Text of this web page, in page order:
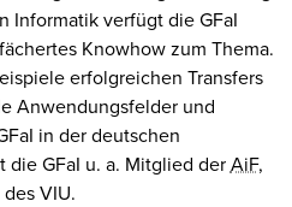
Informatik verfügt die GFaI
Knowhow zum Thema.
erfolgreichen Transfers
Anwendungsfelder und
in der deutschen
die GFaI u. a. Mitglied derAiF,
VIU.